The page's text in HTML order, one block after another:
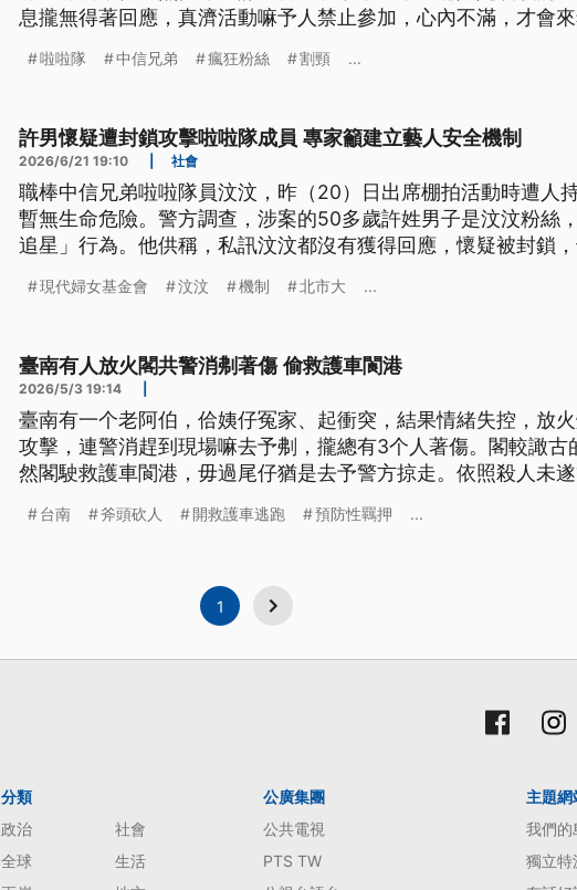
息攏無得著回應，真濟活動嘛予人禁止參加，心內不滿，才會
啦啦隊 中信兄弟 瘋狂粉絲 割頸 ...
許男懷疑遭封鎖攻擊啦啦隊成員 專家籲建立藝人安全機制
2026/6/21 19:10 社會
職棒中信兄弟啦啦隊員汶汶，昨（20）日出席棚拍活動時遭人
暫無生命危險。警方調查，涉案的50多歲許姓男子是汶汶粉絲
追星」行為。他供稱，私訊汶汶都沒有獲得回應，懷疑被封鎖
現代婦女基金會 汶汶 機制 北市大 ...
臺南有人放火閣共警消刜著傷 偷救護車閬港
2026/5/3 19:14
臺南有一个老阿伯，佮姨仔冤家、起衝突，結果情緒失控，放
攻擊，連警消趕到現場嘛去予刜，攏總有3个人著傷。閣較譀古
然閣駛救護車閬港，毋過尾仔猶是去予警方掠走。依照殺人未
台南 斧頭砍人 開救護車逃跑 預防性羈押 ...
1
分類
政治
社會
全球
生活
公廣集團
公共電視
PTS TW
主題網
我們的
獨立特